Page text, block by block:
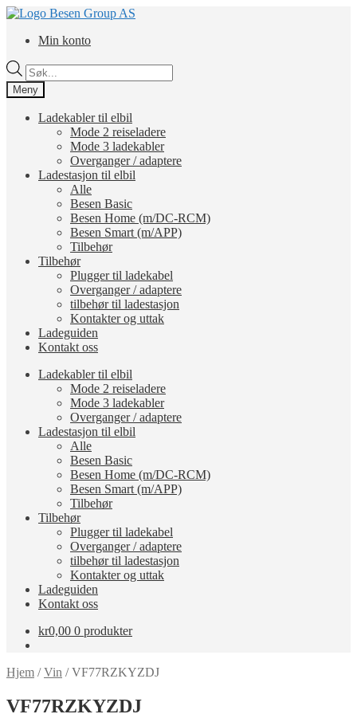
Hopp
navigasjon
Hopp
innholdMin konto
Products
search
Meny
Ladekabler til elbil
Mode 2 reiseladere
Mode 3 ladekabler
Overganger / adaptere
Ladestasjon til elbil
Alle
Besen Basic
Besen Home (m/DC-RCM)
Besen Smart (m/APP)
Tilbehør
Tilbehør
Plugger til ladekabel
Overganger / adaptere
tilbehør til ladestasjon
Kontakter og uttak
Ladeguiden
Kontakt oss
Ladekabler til elbil
Mode 2 reiseladere
Mode 3 ladekabler
Overganger / adaptere
Ladestasjon til elbil
Alle
Besen Basic
Besen Home (m/DC-RCM)
Besen Smart (m/APP)
Tilbehør
Tilbehør
Plugger til ladekabel
Overganger / adaptere
tilbehør til ladestasjon
Kontakter og uttak
Ladeguiden
Kontakt oss
kr0,00 0 produkter
Hjem /Vin /VF77RZKYZDJ
VF77RZKYZDJ